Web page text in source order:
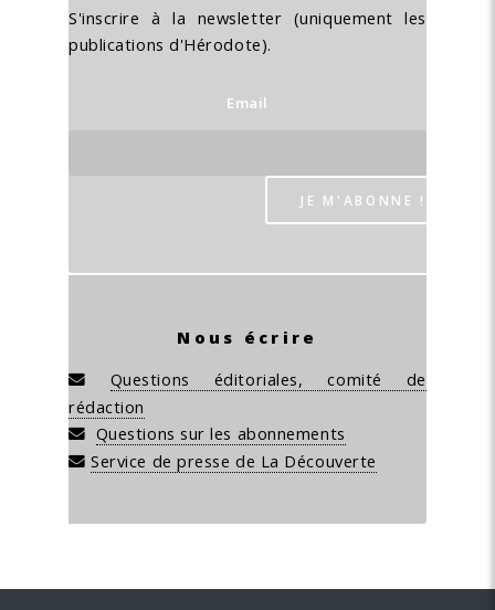
S'inscrire à la newsletter (uniquement les
publications d'Hérodote).
Email
Nous écrire
Questions éditoriales, comité de
rédaction
Questions sur les abonnements
Service de presse de La Découverte